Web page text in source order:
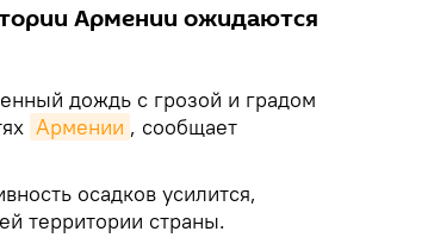
Армении ожидаются
дождь с грозой и градом
Армении , сообщает
осадков усилится,
территории страны.